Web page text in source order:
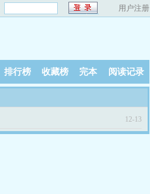
用户注册
排行榜 收藏榜 完本 阅读记录
12-13